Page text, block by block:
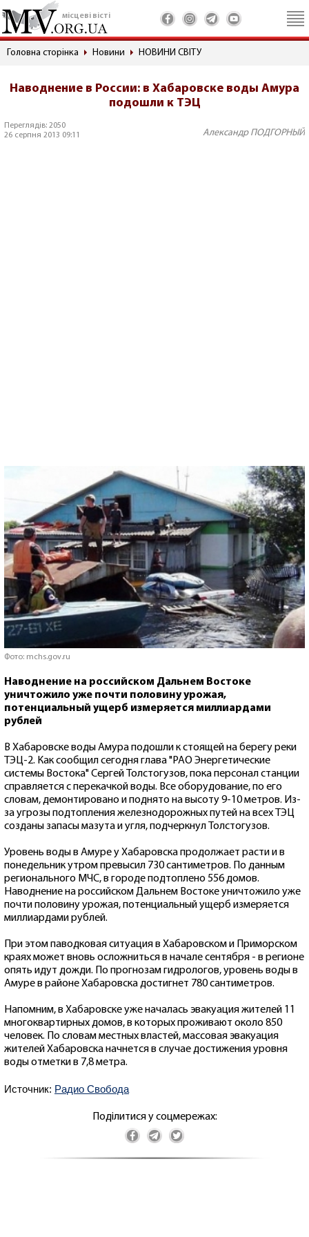
місцеві вісті
Головна сторінка Новини НОВИНИ СВІТУ
Наводнение в России: в Хабаровске воды Амура
подошли к ТЭЦ
Переглядів: 2050
26 серпня 2013 09:11
Александр ПОДГОРНЫЙ
Фото: mchs.gov.ru
Наводнение на российском Дальнем Востоке
уничтожило уже почти половину урожая,
потенциальный ущерб измеряется миллиардами
рублей
В Хабаровске воды Амура подошли к стоящей на берегу реки
ТЭЦ-2. Как сообщил сегодня глава "РАО Энергетические
системы Востока" Сергей Толстогузов, пока персонал станции
справляется с перекачкой воды. Все оборудование, по его
словам, демонтировано и поднято на высоту 9-10 метров. Из-
за угрозы подтопления железнодорожных путей на всех ТЭЦ
созданы запасы мазута и угля, подчеркнул Толстогузов.
Уровень воды в Амуре у Хабаровска продолжает расти и в
понедельник утром превысил 730 сантиметров. По данным
регионального МЧС, в городе подтоплено 556 домов.
Наводнение на российском Дальнем Востоке уничтожило уже
почти половину урожая, потенциальный ущерб измеряется
миллиардами рублей.
При этом паводковая ситуация в Хабаровском и Приморском
краях может вновь осложниться в начале сентября - в регионе
опять идут дожди. По прогнозам гидрологов, уровень воды в
Амуре в районе Хабаровска достигнет 780 сантиметров.
Напомним, в Хабаровске уже началась эвакуация жителей 11
многоквартирных домов, в которых проживают около 850
человек. По словам местных властей, массовая эвакуация
жителей Хабаровска начнется в случае достижения уровня
воды отметки в 7,8 метра.
Источник: Радио Свобода
Поділитися у соцмережах: